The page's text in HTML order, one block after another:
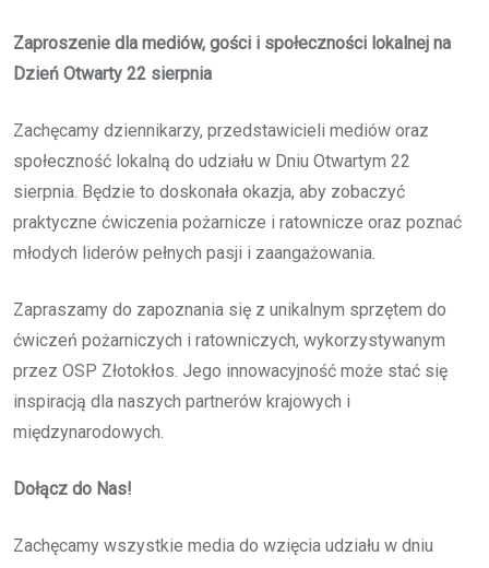
Zaproszenie dla mediów, gości i społeczności lokalnej na
Dzień Otwarty 22 sierpnia
Zachęcamy dziennikarzy, przedstawicieli mediów oraz
społeczność lokalną do udziału w Dniu Otwartym 22
sierpnia. Będzie to doskonała okazja, aby zobaczyć
praktyczne ćwiczenia pożarnicze i ratownicze oraz poznać
młodych liderów pełnych pasji i zaangażowania.
Zapraszamy do zapoznania się z unikalnym sprzętem do
ćwiczeń pożarniczych i ratowniczych, wykorzystywanym
przez OSP Złotokłos. Jego innowacyjność może stać się
inspiracją dla naszych partnerów krajowych i
międzynarodowych.
Dołącz do Nas!
Zachęcamy wszystkie media do wzięcia udziału w dniu